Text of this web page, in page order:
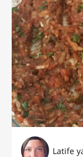
Latife